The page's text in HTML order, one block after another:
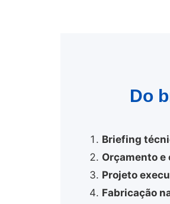
Do
Briefing
Orçamento e
Projeto
Fabricação